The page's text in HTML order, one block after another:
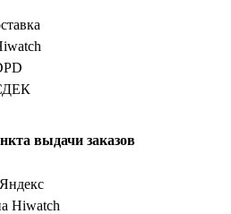
выдачи заказов
Hiwatch